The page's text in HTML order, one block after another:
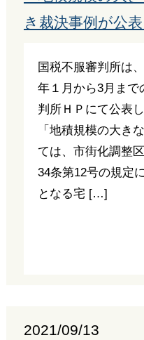
き裁決事例が公
国税不服審判所は
年１月から3月まで
判所ＨＰにて公表
「地積規模の大き
ては、市街化調整
34条第12号の規定
となる宅 […]
2021/09/13